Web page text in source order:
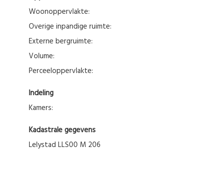
Woonoppervlakte:
Overige inpandige ruimte:
Externe bergruimte:
Volume:
Perceeloppervlakte:
Indeling
Kamers:
Kadastrale gegevens
Lelystad LLS00 M 206